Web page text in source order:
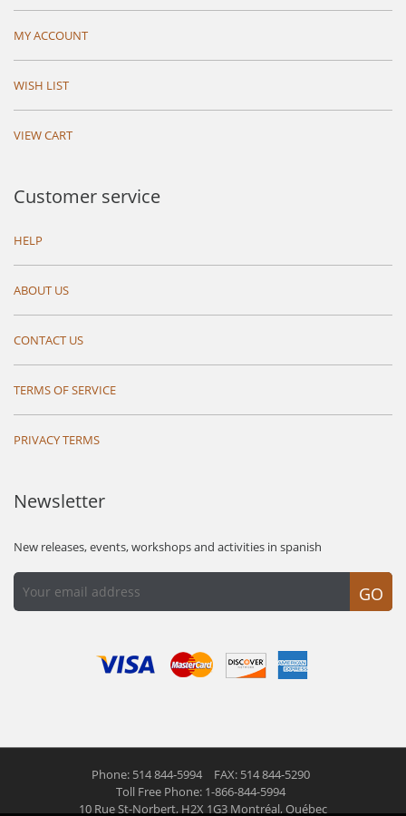
MY ACCOUNT
WISH LIST
VIEW CART
Customer service
HELP
ABOUT US
CONTACT US
TERMS OF SERVICE
PRIVACY TERMS
Newsletter
New releases, events, workshops and activities in spanish
GO
Phone: 514 844-5994
FAX: 514 844-5290
Toll Free Phone: 1-866-844-5994
10 Rue St-Norbert, H2X 1G3 Montréal, Québec